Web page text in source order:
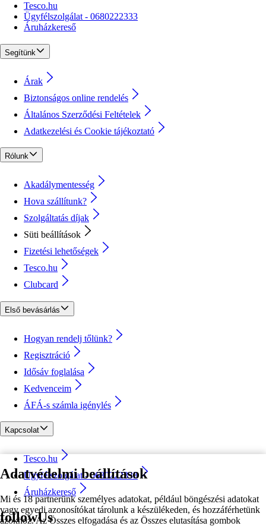
Adatvédelmi beállítások
Mi és 18 partnerünk személyes adatokat, például böngészési adatokat
vagy egyedi azonosítókat tárolunk a készülékeden, és hozzáférhetünk
azokhoz. Az Összes elfogadása és az Összes elutasítása gombok
Tesco.hu
Ügyfélszolgálat - 0680222333
Áruházkereső
Segítünk
Árak
Biztonságos online rendelés
Általános Szerződési Feltételek
Adatkezelési és Cookie tájékoztató
Rólunk
Akadálymentesség
Hova szállítunk?
Szolgáltatás díjak
Süti beállítások
Fizetési lehetőségek
Tesco.hu
Clubcard
Első bevásárlás
Hogyan rendelj tőlünk?
Regisztráció
Idősáv foglalása
Kedvenceim
ÁFÁ-s számla igénylés
Kapcsolat
Tesco.hu
Ügyfélszolgálat - 0680222333
Áruházkereső
followUs